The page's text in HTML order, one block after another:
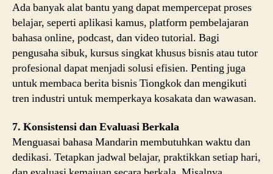
Ada banyak alat bantu yang dapat mempercepat proses
belajar, seperti aplikasi kamus, platform pembelajaran
bahasa online, podcast, dan video tutorial. Bagi
pengusaha sibuk, kursus singkat khusus bisnis atau tutor
profesional dapat menjadi solusi efisien. Penting juga
untuk membaca berita bisnis Tiongkok dan mengikuti
tren industri untuk memperkaya kosakata dan wawasan.
7. Konsistensi dan Evaluasi Berkala
Menguasai bahasa Mandarin membutuhkan waktu dan
dedikasi. Tetapkan jadwal belajar, praktikkan setiap hari,